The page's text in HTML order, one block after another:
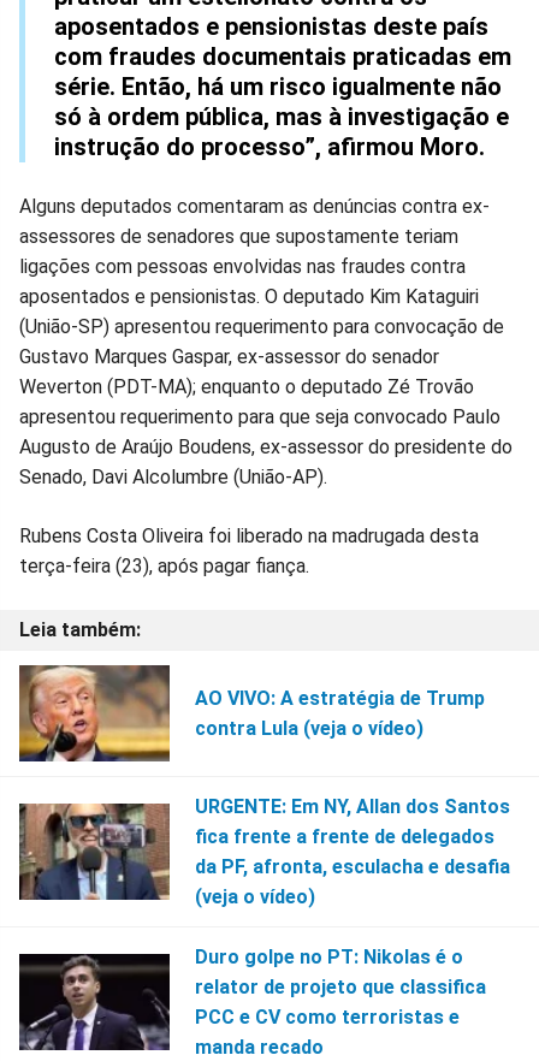
aposentados e pensionistas deste país
com fraudes documentais praticadas em
série. Então, há um risco igualmente não
só à ordem pública, mas à investigação e
instrução do processo”, afirmou Moro.
Alguns deputados comentaram as denúncias contra ex-
assessores de senadores que supostamente teriam
ligações com pessoas envolvidas nas fraudes contra
aposentados e pensionistas. O deputado Kim Kataguiri
(União-SP) apresentou requerimento para convocação de
Gustavo Marques Gaspar, ex-assessor do senador
Weverton (PDT-MA); enquanto o deputado Zé Trovão
apresentou requerimento para que seja convocado Paulo
Augusto de Araújo Boudens, ex-assessor do presidente do
Senado, Davi Alcolumbre (União-AP).
Rubens Costa Oliveira foi liberado na madrugada desta
terça-feira (23), após pagar fiança.
AO VIVO: A estratégia de Trump
contra Lula (veja o vídeo)
URGENTE: Em NY, Allan dos Santos
fica frente a frente de delegados
da PF, afronta, esculacha e desafia
(veja o vídeo)
Duro golpe no PT: Nikolas é o
relator de projeto que classifica
PCC e CV como terroristas e
manda recado